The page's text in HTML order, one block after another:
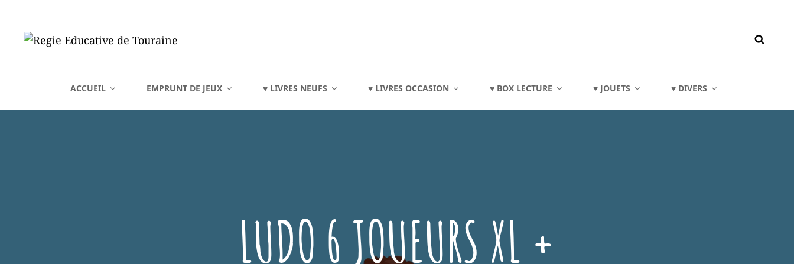
REGIE EDUCATIVE DE TOURAINE
ACCUEIL EMPRUNT DE JEUX ♥ LIVRES NEUFS ♥ LIVRES OCCASION ♥ BOX LECTURE ♥ JOUETS ♥ DIVERS
LUDO 6 JOUEURS XL +